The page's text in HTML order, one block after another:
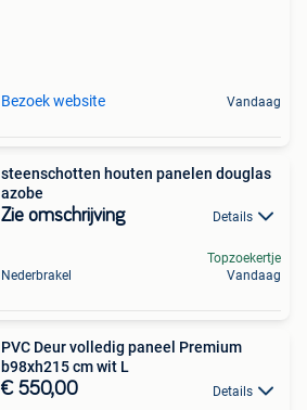
Bezoek website Vandaag
steenschotten houten panelen douglas
azobe
Zie omschrijving Details
Nederbrakel
Topzoekertje
Vandaag
PVC Deur volledig paneel Premium
b98xh215 cm wit L
€ 550,00 Details